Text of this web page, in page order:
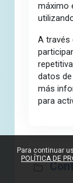
máximo
A través
datos
más
para
Para continuar
POLÍTICA DE